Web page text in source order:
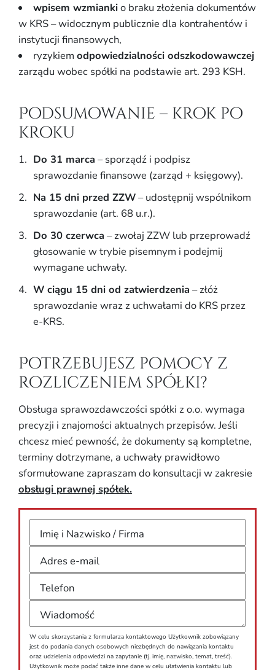
wpisem wzmiankio braku złożenia dokumentów
w KRS – widocznym publicznie dla kontrahentów i
instytucji finansowych,
ryzykiem odpowiedzialności odszkodowawczej
zarządu wobec spółki na podstawie art. 293 KSH.
Podsumowanie – krok po
kroku
Do 31 marca – sporządź i podpisz
sprawozdanie finansowe (zarząd + księgowy).
Na 15 dni przed ZZW– udostępnij wspólnikom
sprawozdanie (art. 68 u.r.).
Do 30 czerwca – zwołaj ZZW lub przeprowadź
głosowanie w trybie pisemnym i podejmij
wymagane uchwały.
W ciągu 15 dni od zatwierdzenia – złóż
sprawozdanie wraz z uchwałami do KRS przez
e-KRS.
Potrzebujesz pomocy z
rozliczeniem spółki?
Obsługa sprawozdawczości spółki z o.o. wymaga
precyzji i znajomości aktualnych przepisów. Jeśli
chcesz mieć pewność, że dokumenty są kompletne,
terminy dotrzymane, a uchwały prawidłowo
sformułowane zapraszam do konsultacji w zakresie
obsługi prawnej spółek.
Imię i Nazwisko / Firma
Adres e-mail
Telefon
Wiadomość
W celu skorzystania z formularza kontaktowego Użytkownik zobowiązany
jest do podania danych osobowych niezbędnych do nawiązania kontaktu
oraz udzielenia odpowiedzi na zapytanie (tj. imię, nazwisko, temat, treść).
Użytkownik może podać także inne dane w celu ułatwienia kontaktu lub